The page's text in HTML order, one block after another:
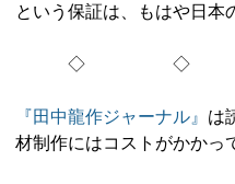
という保証は、もはや日本
◇ ◇
『田中龍作ジャーナル』 は
材制作にはコストがかかっ